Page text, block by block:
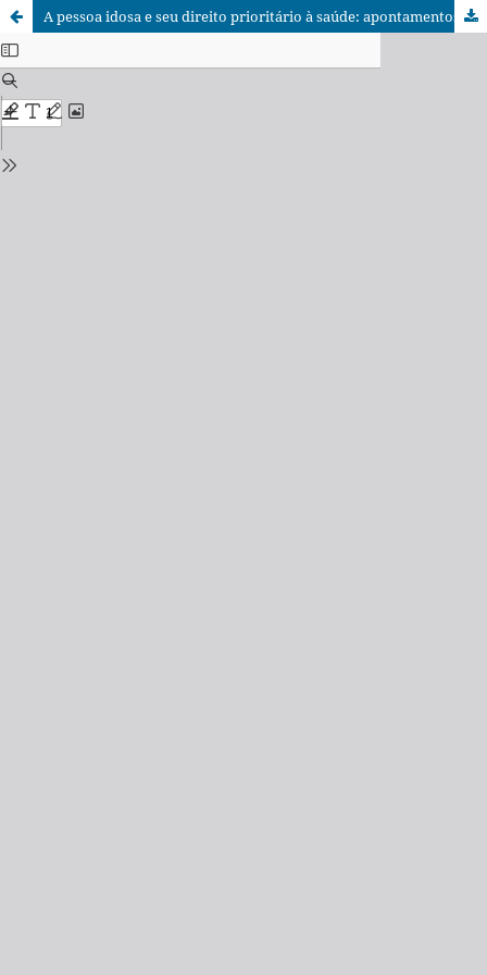
A pessoa idosa e seu direito prioritário à saúde: apontamentos a partir do princípio do melhor interesse do idoso